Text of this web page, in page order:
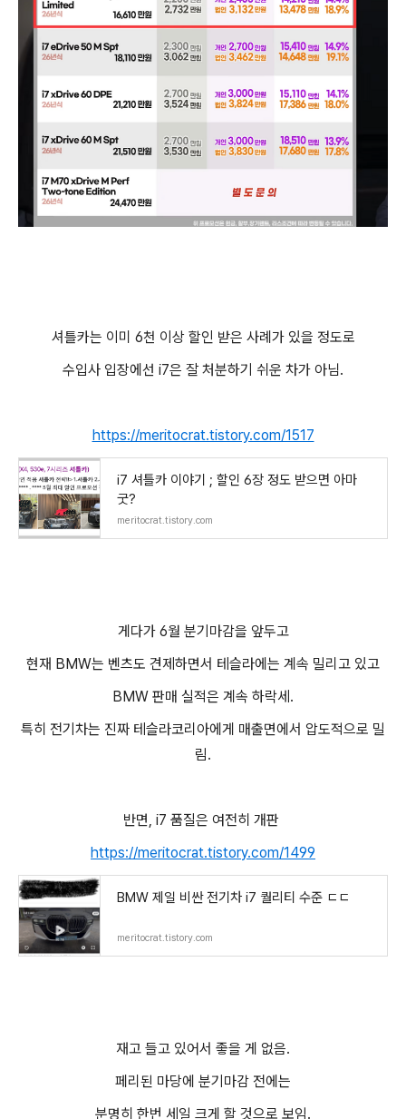
셔틀카는 이미 6천 이상 할인 받은 사례가 있을 정도로
수입사 입장에선 i7은 잘 처분하기 쉬운 차가 아님.
https://meritocrat.tistory.com/1517
i7 셔틀카 이야기 ; 할인 6장 정도 받으면 아마
굿?
meritocrat.tistory.com
게다가 6월 분기마감을 앞두고
현재 BMW는 벤츠도 견제하면서 테슬라에는 계속 밀리고 있고
BMW 판매 실적은 계속 하락세.
특히 전기차는 진짜 테슬라코리아에게 매출면에서 압도적으로 밀
림.
반면, i7 품질은 여전히 개판
https://meritocrat.tistory.com/1499
BMW 제일 비싼 전기차 i7 퀄리티 수준 ㄷㄷ
meritocrat.tistory.com
재고 들고 있어서 좋을 게 없음.
페리된 마당에 분기마감 전에는
분명히 한번 세일 크게 할 것으로 보임.